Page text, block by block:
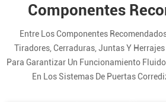
Componentes
Entre Los Componentes
Tiradores, Cerraduras, Juntas Y
Para Garantizar Un Funcionamiento
En Los Sistemas De Puertas